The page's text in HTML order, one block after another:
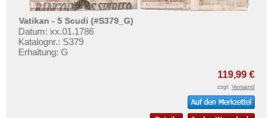
Vatikan - 5 Scudi (#S379_G)
Datum: xx.01.1786
Katalognr.: S379
Erhaltung: G
119,99 €
zzgl. Versand